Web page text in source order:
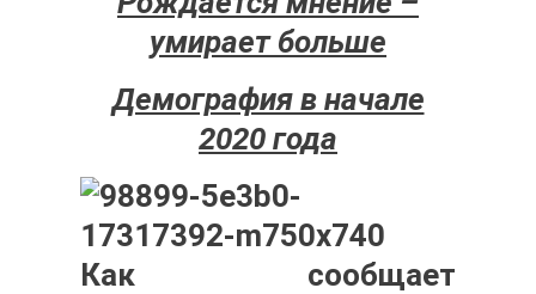
умирает больше
Демография в начале
2020 года
Как сообщает